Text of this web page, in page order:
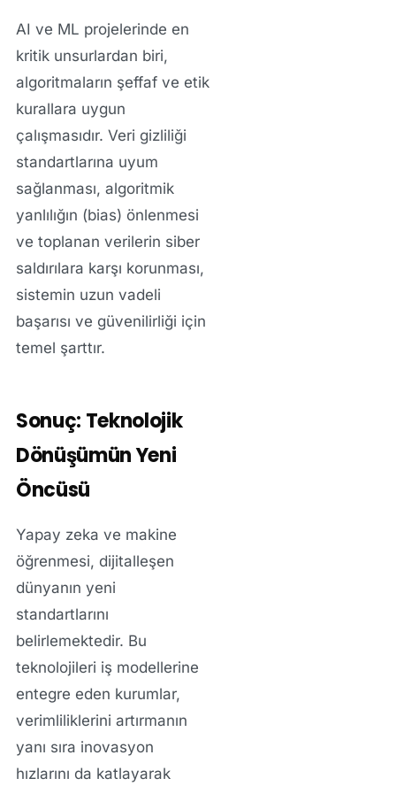
AI ve ML projelerinde en
kritik unsurlardan biri,
algoritmaların şeffaf ve etik
kurallara uygun
çalışmasıdır. Veri gizliliği
standartlarına uyum
sağlanması, algoritmik
yanlılığın (bias) önlenmesi
ve toplanan verilerin siber
saldırılara karşı korunması,
sistemin uzun vadeli
başarısı ve güvenilirliği için
temel şarttır.
Sonuç: Teknolojik
Dönüşümün Yeni
Öncüsü
Yapay zeka ve makine
öğrenmesi, dijitalleşen
dünyanın yeni
standartlarını
belirlemektedir. Bu
teknolojileri iş modellerine
entegre eden kurumlar,
verimliliklerini artırmanın
yanı sıra inovasyon
hızlarını da katlayarak